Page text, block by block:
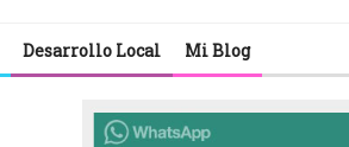
Desarrollo Local Mi Blog